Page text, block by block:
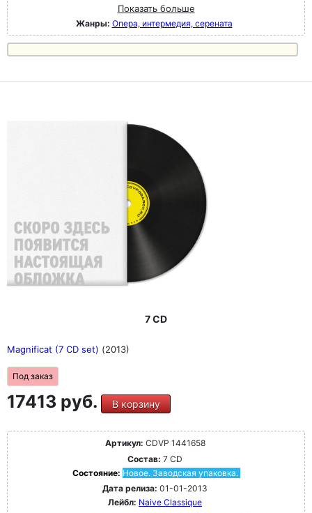
Показать больше
Жанры: Опера, интермедия, серената
7 CD
Magnificat (7 CD set) (2013)
Под заказ
17413 руб. В корзину
Артикул: CDVP 1441658
Состав: 7 CD
Состояние: Новое. Заводская упаковка.
Дата релиза: 01-01-2013
Лейбл: Naive Classique